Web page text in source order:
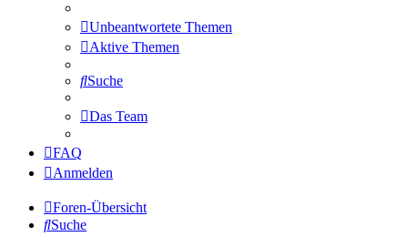
Unbeantwortete Themen
Aktive Themen
Suche
Das Team
FAQ
Anmelden
Foren-Übersicht
Suche